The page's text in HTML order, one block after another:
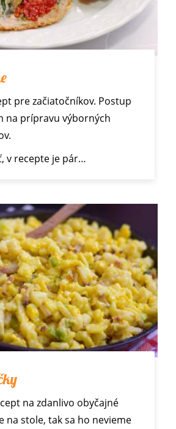
pre začiatočníkov. Postup
na prípravu výborných
v recepte je pár…
na zdanlivo obyčajné
na stole, tak sa ho nevieme